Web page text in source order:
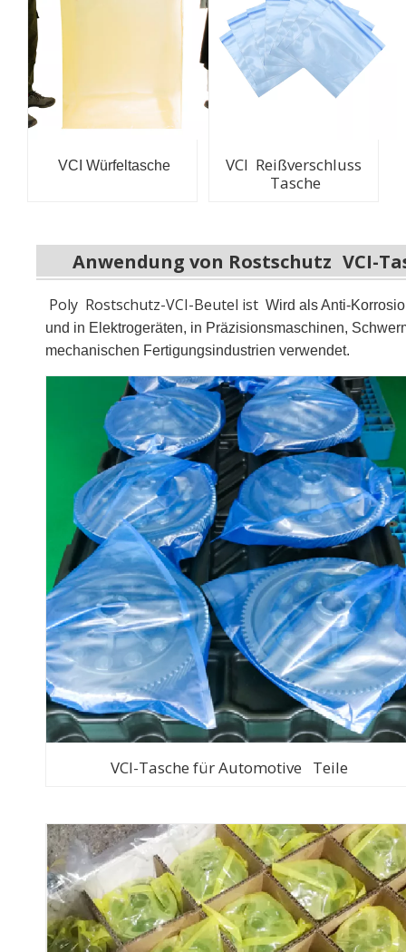
VCI Würfeltasche
VCI Reißverschluss
Tasche
Anwendung von Rostschutz VCI-
Poly Rostschutz-VCI-Beutel ist Wird als Anti-
und in Elektrogeräten, in Präzisionsmaschinen,
mechanischen Fertigungsindustrien verwendet.
VCI-Tasche für Automotive Teile